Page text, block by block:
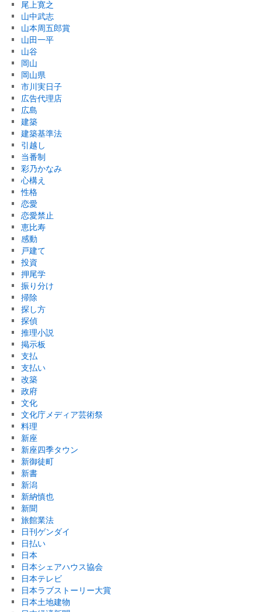
尾上寛之
山中武志
山本周五郎賞
山田一平
山谷
岡山
岡山県
市川実日子
広告代理店
広島
建築
建築基準法
引越し
当番制
彩乃かなみ
心構え
性格
恋愛
恋愛禁止
恵比寿
感動
戸建て
投資
押尾学
振り分け
掃除
探し方
探偵
推理小説
掲示板
支払
支払い
改築
政府
文化
文化庁メディア芸術祭
料理
新座
新座四季タウン
新御徒町
新書
新潟
新納慎也
新聞
旅館業法
日刊ゲンダイ
日払い
日本
日本シェアハウス協会
日本テレビ
日本ラブストーリー大賞
日本土地建物